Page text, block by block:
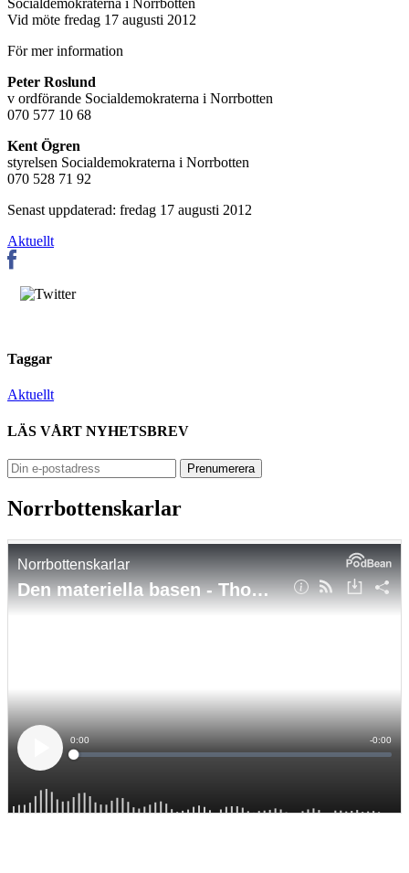
Vid möte fredag 17 augusti 2012
För mer information
Peter Roslund
v ordförande Socialdemokraterna i Norrbotten
070 577 10 68
Kent Ögren
styrelsen Socialdemokraterna i Norrbotten
070 528 71 92
Senast uppdaterad: fredag 17 augusti 2012
Aktuellt
Taggar
Aktuellt
LÄS VÅRT NYHETSBREV
Norrbottenskarlar